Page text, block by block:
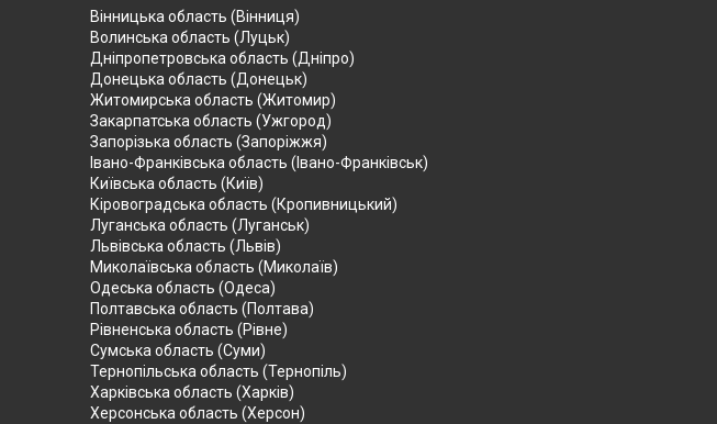
Вінницька область (Вінниця)
Волинська область (Луцьк)
Дніпропетровська область (Дніпро)
Донецька область (Донецьк)
Житомирська область (Житомир)
Закарпатська область (Ужгород)
Запорізька область (Запоріжжя)
Івано-Франківська область (Івано-Франківськ)
Київська область (Київ)
Кіровоградська область (Кропивницький)
Луганська область (Луганськ)
Львівська область (Львів)
Миколаївська область (Миколаїв)
Одеська область (Одеса)
Полтавська область (Полтава)
Рівненська область (Рівне)
Сумська область (Суми)
Тернопільська область (Тернопіль)
Харківська область (Харків)
Херсонська область (Херсон)